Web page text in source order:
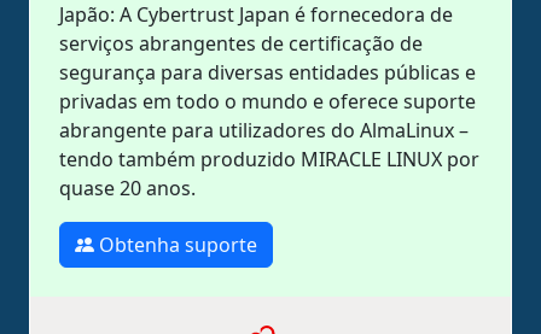
Japão: A Cybertrust Japan é fornecedora de
serviços abrangentes de certificação de
segurança para diversas entidades públicas e
privadas em todo o mundo e oferece suporte
abrangente para utilizadores do AlmaLinux –
tendo também produzido MIRACLE LINUX por
quase 20 anos.
Obtenha suporte